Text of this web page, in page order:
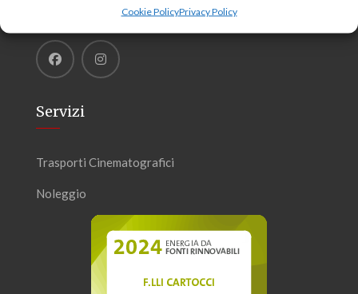
Cookie PolicyPrivacy Policy
Servizi
Trasporti Cinematografici
Noleggio